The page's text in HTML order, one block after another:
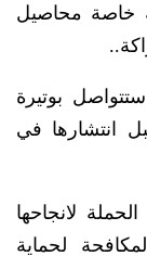
خاصة محاصيل
بوتيرة
انتشارها في
لانجاحها
لحماية